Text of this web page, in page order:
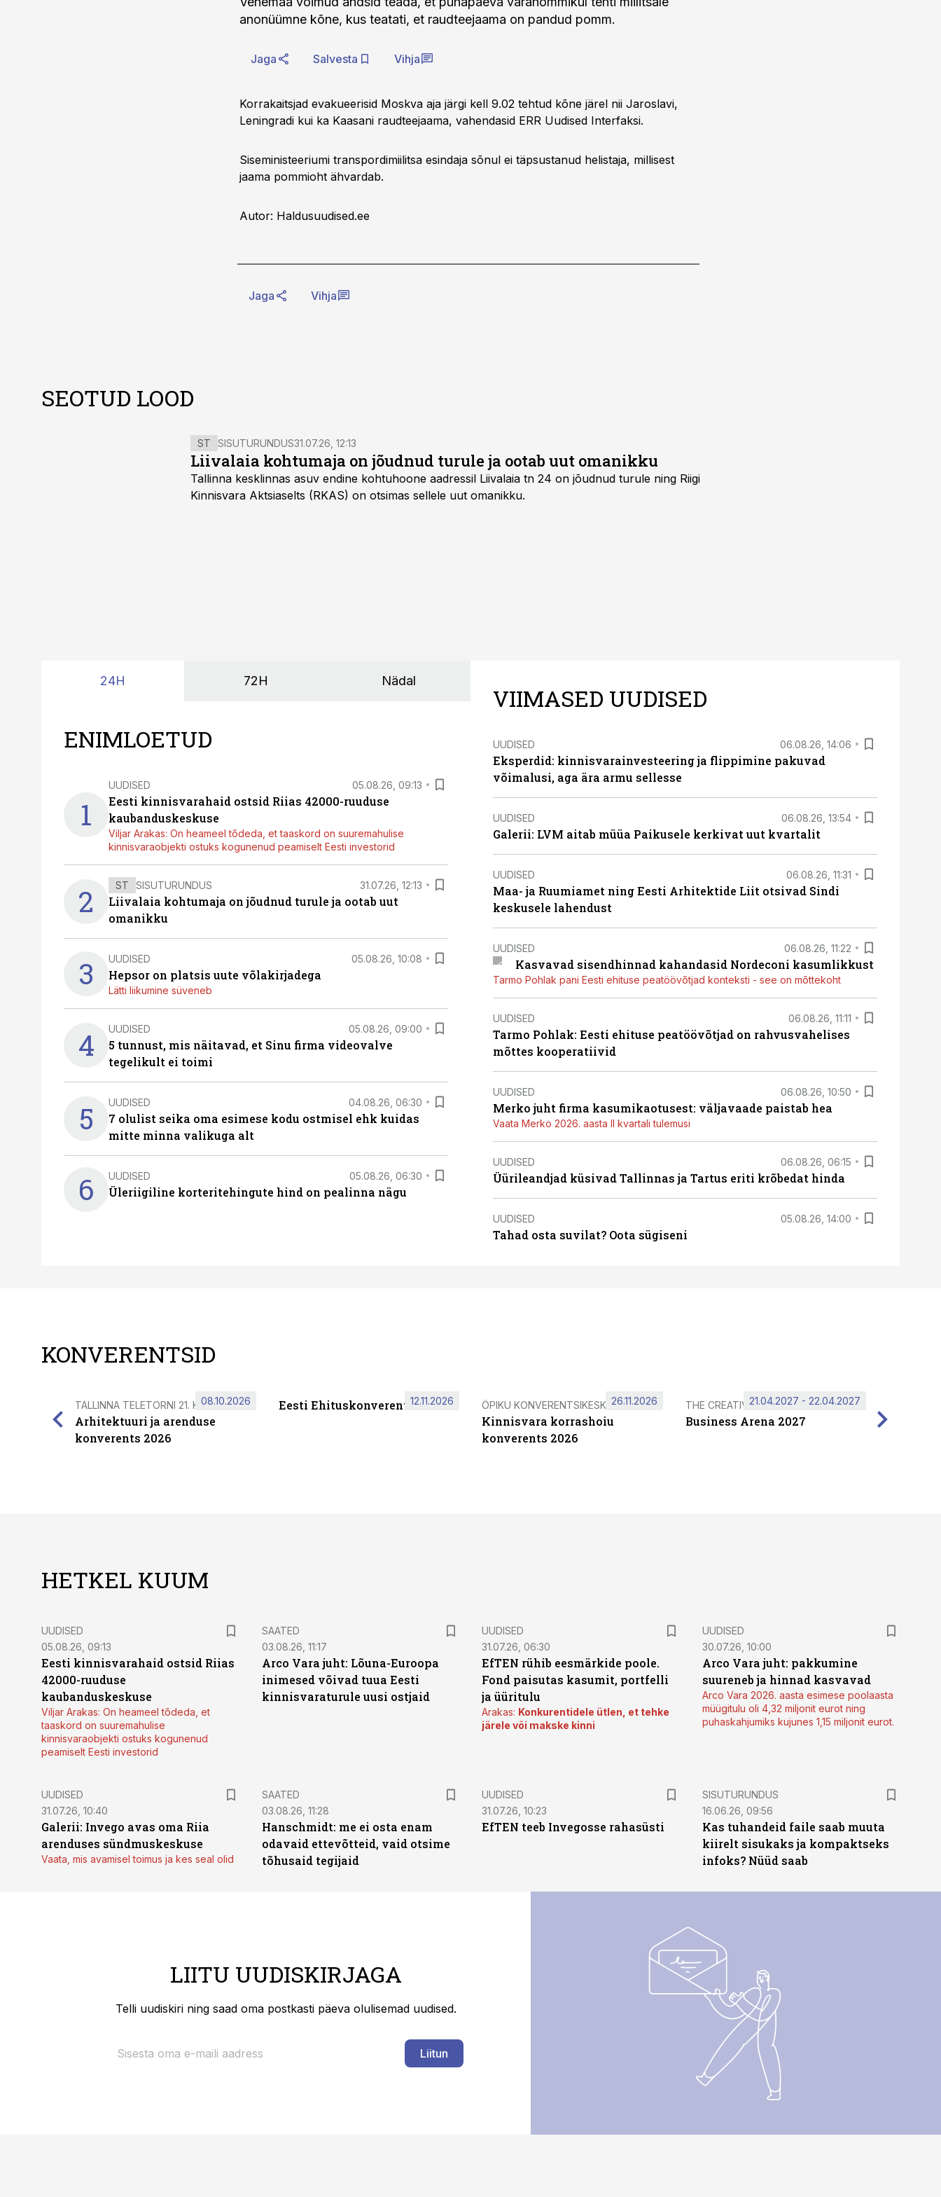
anonüümne kõne, kus teatati, et raudteejaama on pandud pomm.
Jaga Salvesta Vihja
Korrakaitsjad evakueerisid Moskva aja järgi kell 9.02 tehtud kõne järel nii Jaroslavi,
Leningradi kui ka Kaasani raudteejaama, vahendasid ERR Uudised Interfaksi.
Siseministeeriumi transpordimiilitsa esindaja sõnul ei täpsustanud helistaja, millisest
jaama pommioht ähvardab.
Autor: Haldusuudised.ee
Jaga Vihja
SEOTUD LOOD
ST SISUTURUNDUS31.07.26, 12:13
Liivalaia kohtumaja on jõudnud turule ja ootab uut omanikku
Tallinna kesklinnas asuv endine kohtuhoone aadressil Liivalaia tn 24 on jõudnud turule ning Riigi
Kinnisvara Aktsiaselts (RKAS) on otsimas sellele uut omanikku.
24H 72H Nädal
ENIMLOETUD
1
UUDISED 05.08.26, 09:13
Eesti kinnisvarahaid ostsid Riias 42000-ruuduse
kaubanduskeskuse
Viljar Arakas: On heameel tõdeda, et taaskord on suuremahulise
kinnisvaraobjekti ostuks kogunenud peamiselt Eesti investorid
2 ST SISUTURUNDUS 31.07.26, 12:13
Liivalaia kohtumaja on jõudnud turule ja ootab uut
omanikku
3 UUDISED 05.08.26, 10:08
Hepsor on platsis uute võlakirjadega
Lätti liikumine süveneb
4 UUDISED 05.08.26, 09:00
5 tunnust, mis näitavad, et Sinu firma videovalve
tegelikult ei toimi
5 UUDISED 04.08.26, 06:30
7 olulist seika oma esimese kodu ostmisel ehk kuidas
mitte minna valikuga alt
6 UUDISED 05.08.26, 06:30
Üleriigiline korteritehingute hind on pealinna nägu
VIIMASED UUDISED
UUDISED 06.08.26, 14:06
Eksperdid: kinnisvarainvesteering ja flippimine pakuvad
võimalusi, aga ära armu sellesse
UUDISED 06.08.26, 13:54
Galerii: LVM aitab müüa Paikusele kerkivat uut kvartalit
UUDISED 06.08.26, 11:31
Maa- ja Ruumiamet ning Eesti Arhitektide Liit otsivad Sindi
keskusele lahendust
UUDISED 06.08.26, 11:22
Kasvavad sisendhinnad kahandasid Nordeconi kasumlikkust
Tarmo Pohlak pani Eesti ehituse peatöövõtjad konteksti - see on mõttekoht
UUDISED 06.08.26, 11:11
Tarmo Pohlak: Eesti ehituse peatöövõtjad on rahvusvahelises
mõttes kooperatiivid
UUDISED 06.08.26, 10:50
Merko juht firma kasumikaotusest: väljavaade paistab hea
Vaata Merko 2026. aasta II kvartali tulemusi
UUDISED 06.08.26, 06:15
Üürileandjad küsivad Tallinnas ja Tartus eriti krõbedat hinda
UUDISED 05.08.26, 14:00
Tahad osta suvilat? Oota sügiseni
KONVERENTSID
TALLINNA TELETORNI 21. KORRUSEL
Arhitektuuri ja arenduse
konverents 2026
08.10.2026 Eesti Ehituskonverents 2026
12.11.2026 ÖPIKU KONVERENTSIKESKUS
Kinnisvara korrashoiu
konverents 2026
26.11.2026 THE CREATIVE HUB
Business Arena 2027
21.04.2027 - 22.04.2027
HETKEL KUUM
UUDISED
05.08.26, 09:13
Eesti kinnisvarahaid ostsid Riias
42000-ruuduse
kaubanduskeskuse
Viljar Arakas: On heameel tõdeda, et
taaskord on suuremahulise
kinnisvaraobjekti ostuks kogunenud
peamiselt Eesti investorid
SAATED
03.08.26, 11:17
Arco Vara juht: Lõuna-Euroopa
inimesed võivad tuua Eesti
kinnisvaraturule uusi ostjaid
UUDISED
31.07.26, 06:30
EfTEN rühib eesmärkide poole.
Fond paisutas kasumit, portfelli
ja üüritulu
Arakas: Konkurentidele ütlen, et tehke
järele või makske kinni
UUDISED
30.07.26, 10:00
Arco Vara juht: pakkumine
suureneb ja hinnad kasvavad
Arco Vara 2026. aasta esimese poolaasta
müügitulu oli 4,32 miljonit eurot ning
puhaskahjumiks kujunes 1,15 miljonit eurot.
UUDISED
31.07.26, 10:40
Galerii: Invego avas oma Riia
arenduses sündmuskeskuse
Vaata, mis avamisel toimus ja kes seal olid
SAATED
03.08.26, 11:28
Hanschmidt: me ei osta enam
odavaid ettevõtteid, vaid otsime
tõhusaid tegijaid
UUDISED
31.07.26, 10:23
EfTEN teeb Invegosse rahasüsti
ST
SISUTURUNDUS
16.06.26, 09:56
Kas tuhandeid faile saab muuta
kiirelt sisukaks ja kompaktseks
infoks? Nüüd saab
LIITU UUDISKIRJAGA
Telli uudiskiri ning saad oma postkasti päeva olulisemad uudised.
Liitun